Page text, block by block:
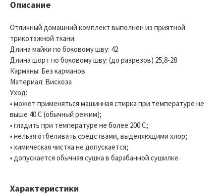
Описание
Отличный домашний комплект выполнен из приятной
трикотажной ткани.
Длина майки по боковому шву: 42
Длина шорт по боковому шву: (до разрезов) 25,8-28
Карманы: Без карманов
Материал: Вискоза
Уход:
• может применяться машинная стирка при температуре не
выше 40 С (обычный режим);
• гладить при температуре не более 200 С;
• нельзя отбеливать средствами, выделяющими хлор;
• химическая чистка не допускается;
• допускается обычная сушка в барабанной сушилке.
Характеристики